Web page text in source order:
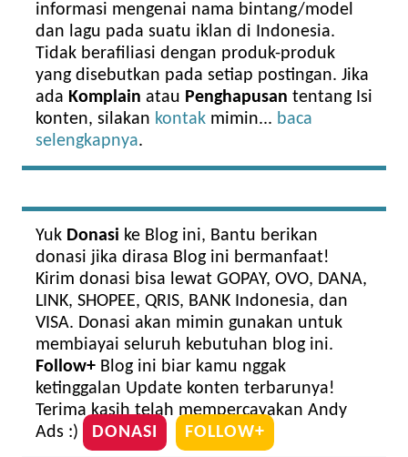
informasi mengenai nama bintang/model
dan lagu pada suatu iklan di Indonesia.
Tidak berafiliasi dengan produk-produk
yang disebutkan pada setiap postingan. Jika
ada Komplain atau Penghapusan tentang Isi
konten, silakan kontak mimin... baca
selengkapnya.
Yuk Donasi ke Blog ini, Bantu berikan
donasi jika dirasa Blog ini bermanfaat!
Kirim donasi bisa lewat GOPAY, OVO, DANA,
LINK, SHOPEE, QRIS, BANK Indonesia, dan
VISA. Donasi akan mimin gunakan untuk
membiayai seluruh kebutuhan blog ini.
Follow+ Blog ini biar kamu nggak
ketinggalan Update konten terbarunya!
Terima kasih telah mempercayakan Andy
Ads :)
DONASI FOLLOW+